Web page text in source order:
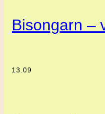
Bisongarn –
13.09